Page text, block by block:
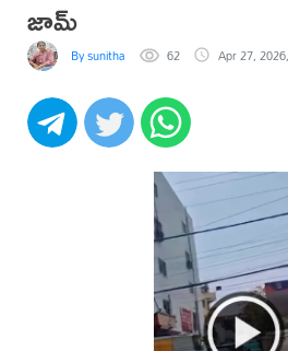
జామ్
By sunitha 62 Apr 27,